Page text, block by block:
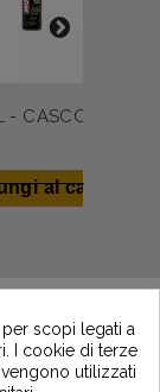
- CASCO PUL...
al carrello
scopi legati a
I cookie di terze
utilizzati